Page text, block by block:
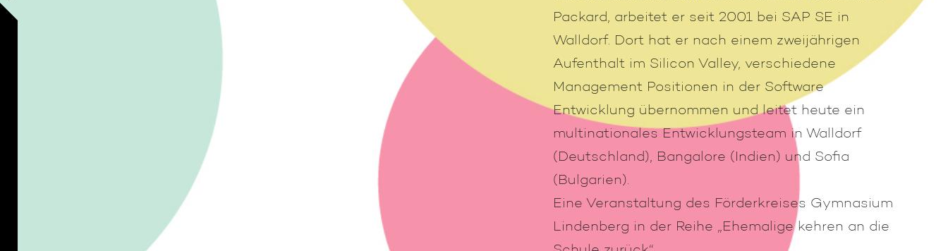
Packard, arbeitet er seit 2001 bei SAP SE in
Walldorf. Dort hat er nach einem zweijährigen
Aufenthalt im Silicon Valley, verschiedene
Management Positionen in der Software
Entwicklung übernommen und leitet heute ein
multinationales Entwicklungsteam in Walldorf
(Deutschland), Bangalore (Indien) und Sofia
(Bulgarien).
Eine Veranstaltung des Förderkreises Gymnasium
Lindenberg in der Reihe „Ehemalige kehren an die